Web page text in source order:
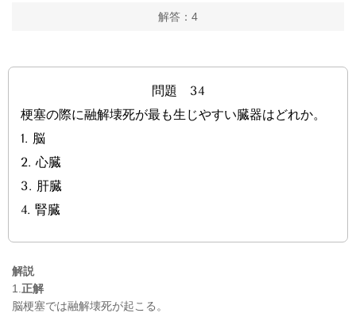
解答：4
問題 34
梗塞の際に融解壊死が最も生じやすい臓器はどれか。
1. 脳
2. 心臓
3. 肝臓
4. 腎臓
解説
1. 正解
脳梗塞では融解壊死が起こる。